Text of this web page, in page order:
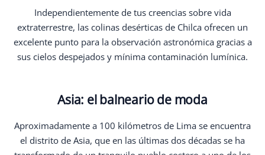
Independientemente de tus creencias sobre vida
extraterrestre, las colinas desérticas de Chilca ofrecen un
excelente punto para la observación astronómica gracias a
sus cielos despejados y mínima contaminación lumínica.
Asia: el balneario de moda
Aproximadamente a 100 kilómetros de Lima se encuentra
el distrito de Asia, que en las últimas dos décadas se ha